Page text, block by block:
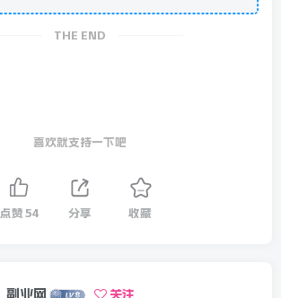
THE END
喜欢就支持一下吧
点赞 54 分享 收藏
副业网 关注